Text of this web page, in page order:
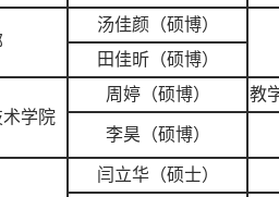
汤佳颜（硕博）
田佳昕（硕博）
术学院
周婷（硕博） 教
李昊（硕博）
闫立华（硕士）